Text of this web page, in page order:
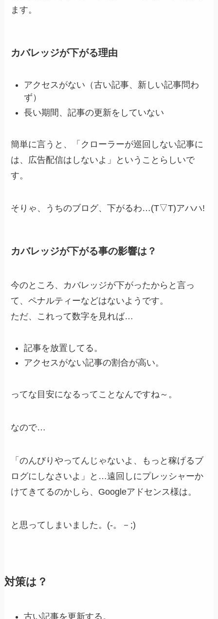
ます。
カバレッジが下がる理由
アクセスがない（古い記事、新しい記事問わ
ず）
長い期間、記事の更新をしていない
簡単に言うと、「クローラーが巡回しない記事に
は、広告配信はしないよ」ということらしいで
す。
そりゃ、うちのブログ、下がるわ…(T▽T)アハハ!
カバレッジが下がる事の影響は？
今のところ、カバレッジが下がったからと言っ
て、ペナルティーなどはないようです。
ただ、これって数字を見れば…
記事を放置してる。
アクセスがない記事の割合が高い。
ってな目安になるってことなんですね～。
なので…
「のんびりやってんじゃないよ、もっと稼げるブ
ログにしなさいよ」と…遠回しにプレッシャーか
けてきてるのかしら、Googleアドセンス様は。
と思ってしまいました。(-。－;)
対策は？
古い記事を更新する。